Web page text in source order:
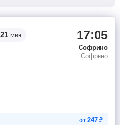
21мин 17:05
Софрино
Софрино
от247₽